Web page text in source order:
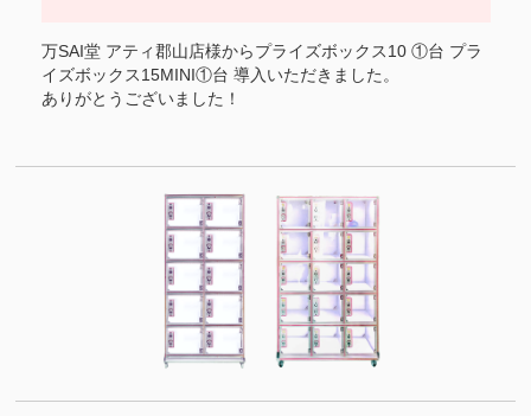
万SAI堂 アティ郡山店様からプライズボックス10 ①台 プラ
イズボックス15MINI①台 導入いただきました。
ありがとうございました！